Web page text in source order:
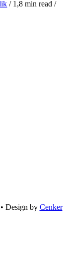
/ 1,8 min read /
Design by Cenker